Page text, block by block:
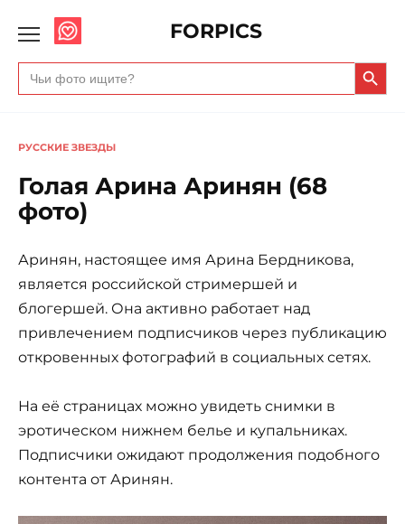
FORPICS
Search
for:
Search Button
РУССКИЕ ЗВЕЗДЫ
Голая Арина Аринян (68
фото)
Аринян, настоящее имя Арина Бердникова,
является российской стримершей и
блогершей. Она активно работает над
привлечением подписчиков через публикацию
откровенных фотографий в социальных сетях.
На её страницах можно увидеть снимки в
эротическом нижнем белье и купальниках.
Подписчики ожидают продолжения подобного
контента от Аринян.